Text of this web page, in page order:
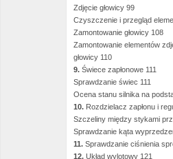
Zdjęcie głowicy 99
Czyszczenie i przegląd
Zamontowanie głowicy 108
Zamontowanie elementów
głowicy 110
9. Świece zapłonowe 111
Sprawdzanie świec 111
Ocena stanu silnika na
10. Rozdzielacz zapłonu i
Szczeliny między stykami
Sprawdzanie kąta
11. Sprawdzanie ciśnienia
12. Układ wylotowy 121